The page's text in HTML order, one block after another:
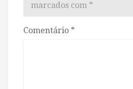
marcados com *
Comentário *